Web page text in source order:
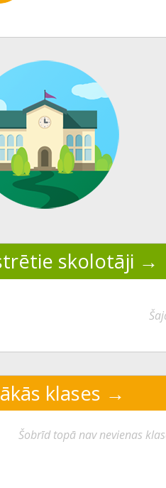
skolotāji
klases
Šobrīd topā nav nevienas